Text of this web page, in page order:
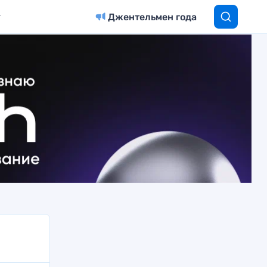
Джентельмен года